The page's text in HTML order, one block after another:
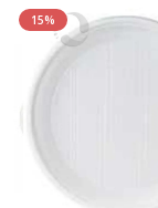
15%